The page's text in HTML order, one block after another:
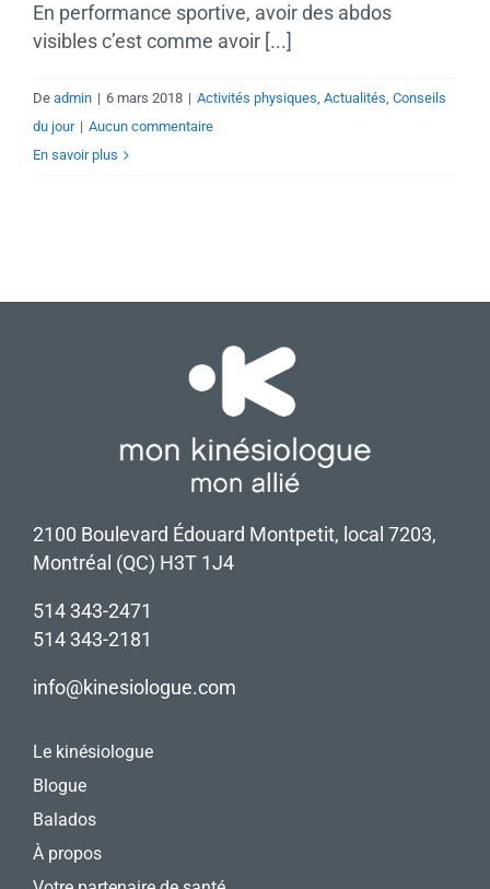
En performance sportive, avoir des abdos
visibles c’est comme avoir [...]
De admin | 6 mars 2018 | Activités physiques, Actualités, Conseils
du jour | Aucun commentaire
En savoir plus
2100 Boulevard Édouard Montpetit, local 7203,
Montréal (QC) H3T 1J4
514 343-2471
514 343-2181
info@kinesiologue.com
Le kinésiologue
Blogue
Balados
À propos